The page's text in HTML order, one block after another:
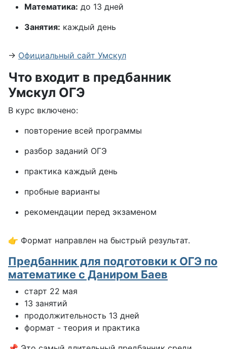
Математика: до 13 дней
Занятия: каждый день
→ Официальный сайт Умскул
Что входит в предбанник
Умскул ОГЭ
В курс включено:
повторение всей программы
разбор заданий ОГЭ
практика каждый день
пробные варианты
рекомендации перед экзаменом
👉 Формат направлен на быстрый результат.
Предбанник для подготовки к ОГЭ по
математике с Даниром Баев
старт 22 мая
13 занятий
продолжительность 13 дней
формат - теория и практика